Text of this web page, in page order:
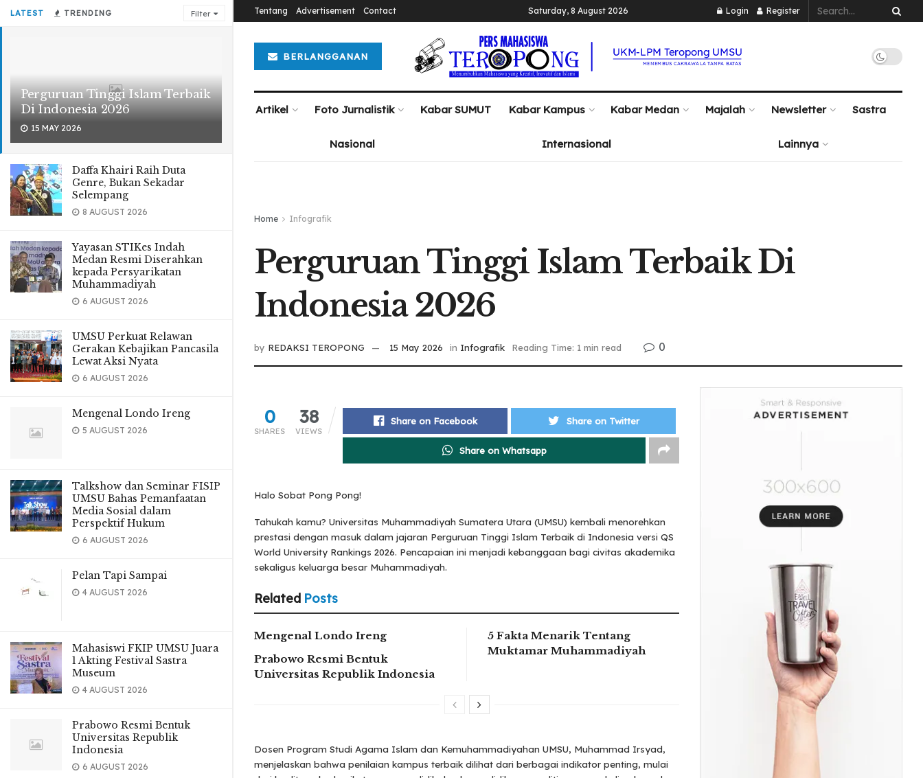
LATEST TRENDING Filter
Perguruan Tinggi Islam Terbaik
Di Indonesia 2026
15 MAY 2026
Daffa Khairi Raih Duta
Genre, Bukan Sekadar
Selempang
8 AUGUST 2026
Yayasan STIKes Indah
Medan Resmi Diserahkan
kepada Persyarikatan
Muhammadiyah
6 AUGUST 2026
UMSU Perkuat Relawan
Gerakan Kebajikan Pancasila
Lewat Aksi Nyata
6 AUGUST 2026
Mengenal Londo Ireng
5 AUGUST 2026
Talkshow dan Seminar FISIP
UMSU Bahas Pemanfaatan
Media Sosial dalam
Perspektif Hukum
6 AUGUST 2026
Pelan Tapi Sampai
4 AUGUST 2026
Mahasiswi FKIP UMSU Juara
1 Akting Festival Sastra
Museum
4 AUGUST 2026
Prabowo Resmi Bentuk
Universitas Republik
Indonesia
6 AUGUST 2026
Tentang Advertisement Contact Saturday, 8 August 2026 Login Register
BERLANGGANAN
Artikel Foto Jurnalistik Kabar SUMUT Kabar Kampus Kabar Medan Majalah Newsletter Sastra
Nasional Internasional Lainnya
Home Infografik
Perguruan Tinggi Islam Terbaik Di
Indonesia 2026
by REDAKSI TEROPONG 15 May 2026 in Infografik Reading Time: 1 min read 0
0
SHARES
38
VIEWS
Share on Facebook Share on Twitter
Share on Whatsapp
Halo Sobat Pong Pong!
Tahukah kamu? Universitas Muhammadiyah Sumatera Utara (UMSU) kembali menorehkan
prestasi dengan masuk dalam jajaran Perguruan Tinggi Islam Terbaik di Indonesia versi QS
World University Rankings 2026. Pencapaian ini menjadi kebanggaan bagi civitas akademika
sekaligus keluarga besar Muhammadiyah.
Related Posts
Mengenal Londo Ireng
Prabowo Resmi Bentuk
Universitas Republik Indonesia
5 Fakta Menarik Tentang
Muktamar Muhammadiyah
Dosen Program Studi Agama Islam dan Kemuhammadiyahan UMSU, Muhammad Irsyad,
menjelaskan bahwa penilaian kampus terbaik dilihat dari berbagai indikator penting, mulai